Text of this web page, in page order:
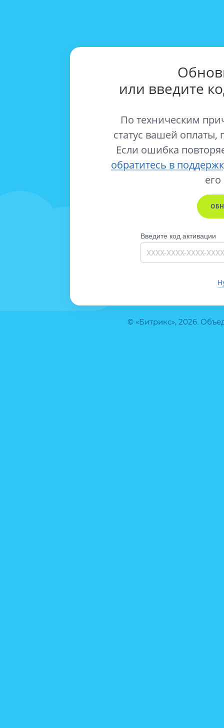
© «Битрикс», 2026.
или введите
По техническим
статус вашей оплаты,
Если ошибка
обратитесь в
его
Введите код активации